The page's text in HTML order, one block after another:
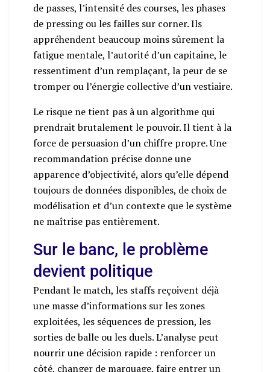
de passes, l’intensité des courses, les phases
de pressing ou les failles sur corner. Ils
appréhendent beaucoup moins sûrement la
fatigue mentale, l’autorité d’un capitaine, le
ressentiment d’un remplaçant, la peur de se
tromper ou l’énergie collective d’un vestiaire.
Le risque ne tient pas à un algorithme qui
prendrait brutalement le pouvoir. Il tient à la
force de persuasion d’un chiffre propre. Une
recommandation précise donne une
apparence d’objectivité, alors qu’elle dépend
toujours de données disponibles, de choix de
modélisation et d’un contexte que le système
ne maîtrise pas entièrement.
Sur le banc, le problème
devient politique
Pendant le match, les staffs reçoivent déjà
une masse d’informations sur les zones
exploitées, les séquences de pression, les
sorties de balle ou les duels. L’analyse peut
nourrir une décision rapide : renforcer un
côté, changer de marquage, faire entrer un